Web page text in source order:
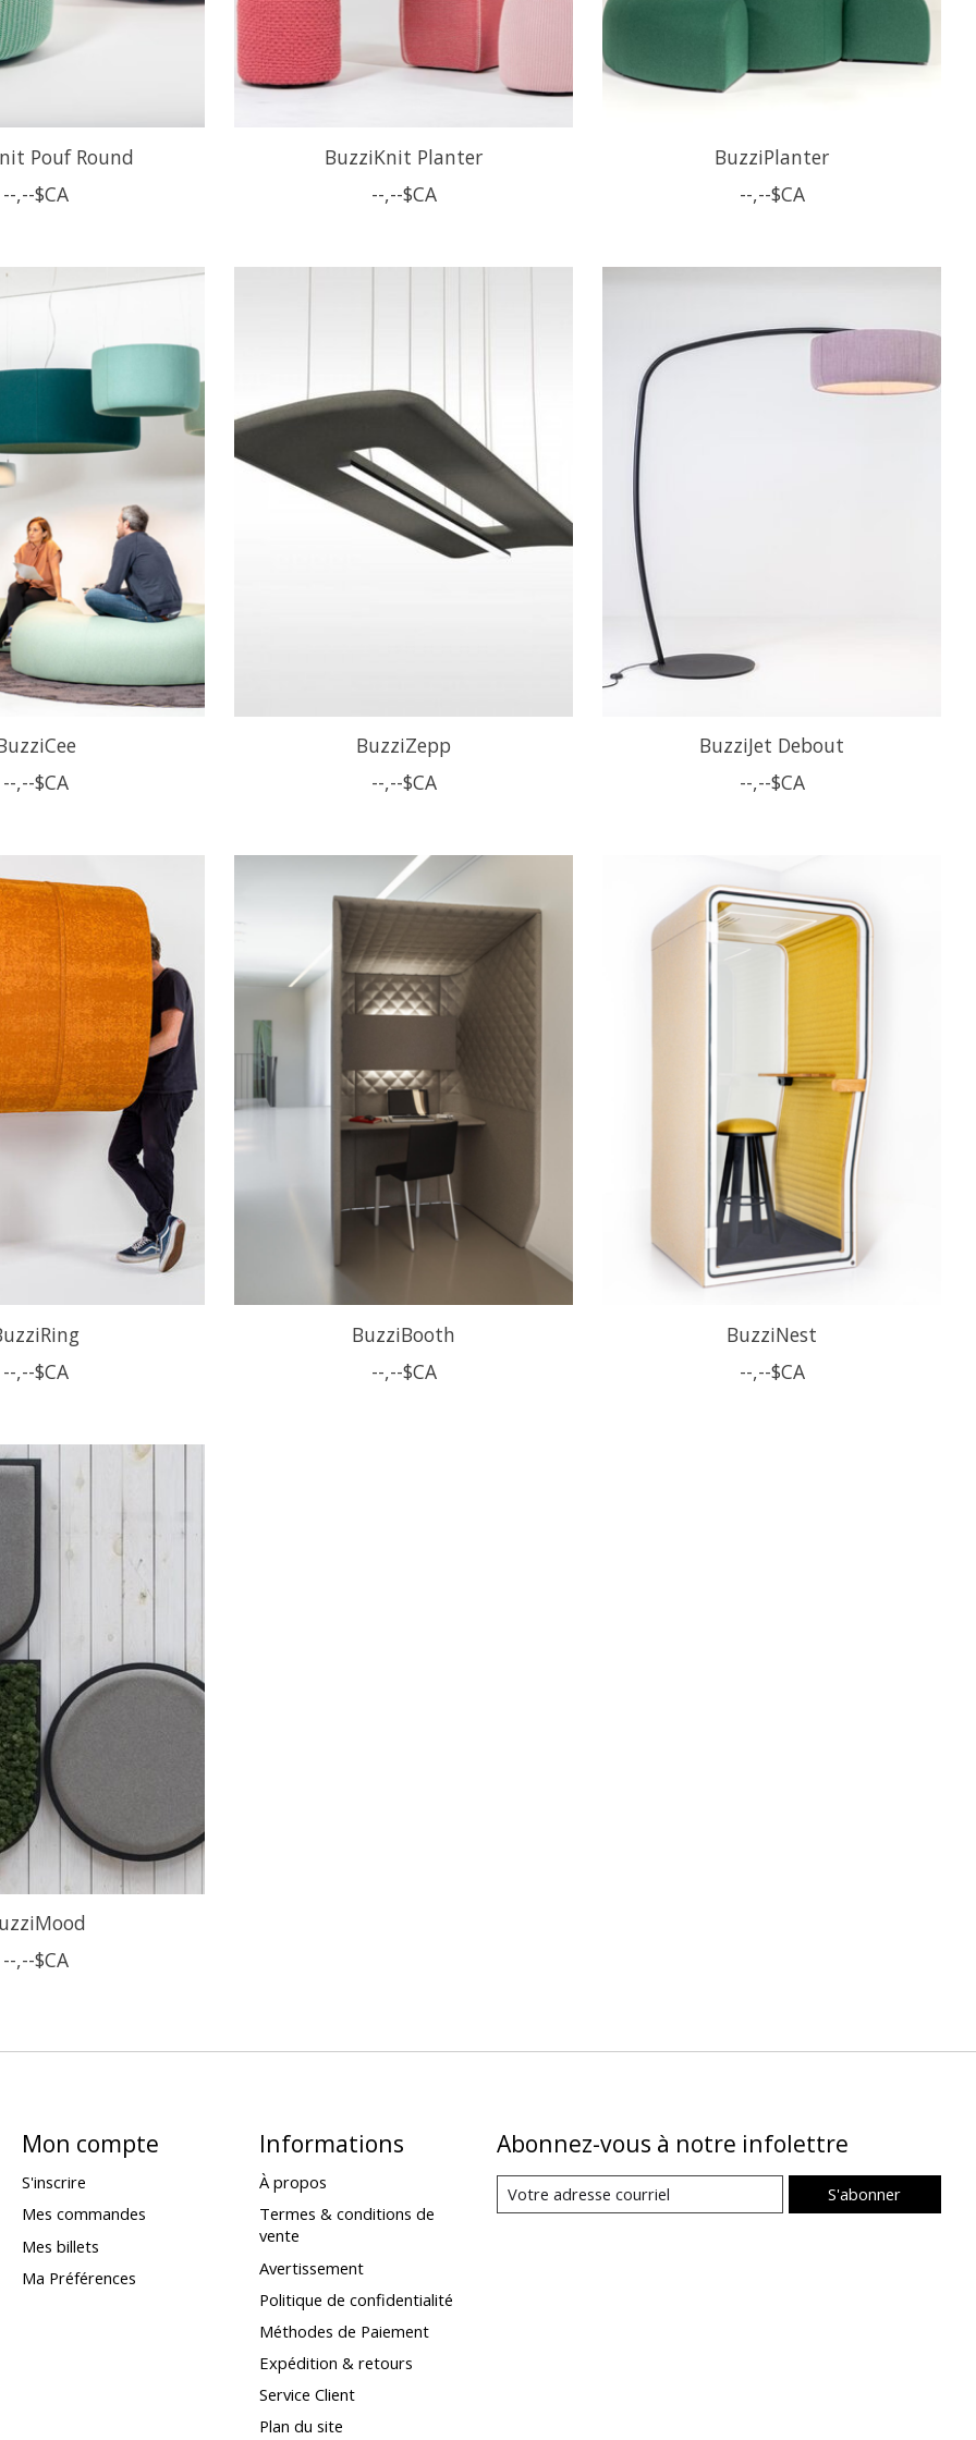
Pouf Round
--,--$CA
BuzziKnit Planter
--,--$CA
BuzziPlanter
--,--$CA
--,--$CA
BuzziZepp
--,--$CA
BuzziJet Debout
--,--$CA
--,--$CA
BuzziBooth
--,--$CA
BuzziNest
--,--$CA
--,--$CA
Mon compte
S'inscrire
Mes commandes
Mes billets
Ma Préférences
Informations
À propos
Termes & conditions de
vente
Avertissement
Politique de confidentialité
Méthodes de Paiement
Expédition & retours
Service Client
Plan du site
Abonnez-vous à notre infolettre
S'abonner